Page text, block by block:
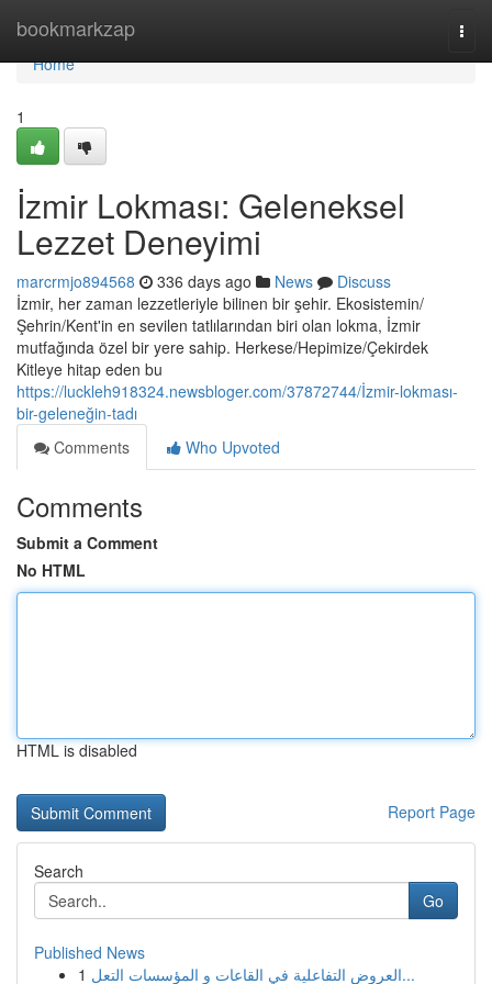
bookmarkzap
Home
Home
1
İzmir Lokması: Geleneksel
Lezzet Deneyimi
marcrmjo894568 336 days ago News
Discuss
İzmir, her zaman lezzetleriyle bilinen bir şehir. Ekosistemin/
Şehrin/Kent'in en sevilen tatlılarından biri olan lokma, İzmir
mutfağında özel bir yere sahip. Herkese/Hepimize/Çekirdek
Kitleye hitap eden bu
https://luckleh918324.newsbloger.com/37872744/İzmir-lokması-
bir-geleneğin-tadı
Comments
Who Upvoted
Comments
Submit a Comment
No HTML
HTML is disabled
Report Page
Search
Go
Published News
1
العروض التفاعلية في القاعات و المؤسسات التعل...